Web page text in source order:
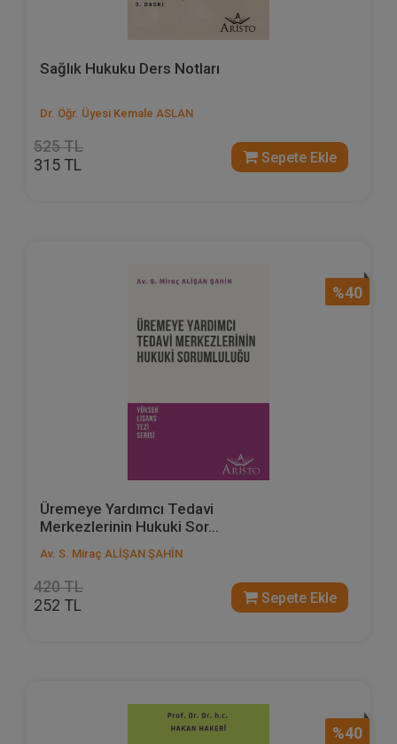
Sağlık Hukuku Ders Notları
Dr. Öğr. Üyesi Kemale ASLAN
525 TL
315 TL Sepete Ekle
%40
Üremeye Yardımcı Tedavi
Merkezlerinin Hukuki Sor...
Av. S. Miraç ALİŞAN ŞAHİN
420 TL
252 TL Sepete Ekle
%40